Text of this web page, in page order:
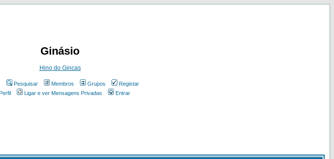
Ginásio
Hino do Gincas
Pesquisar Membros Grupos
Registar
Ligar e ver Mensagens Privadas Entrar